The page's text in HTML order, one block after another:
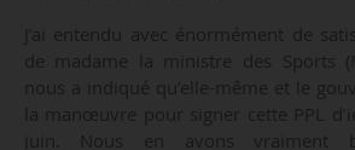
J’ai entendu avec énormément de
de madame la ministre des Sports (
nous a indiqué qu’elle-même et le
la manœuvre pour signer cette PPL
juin. Nous en avons vraiment